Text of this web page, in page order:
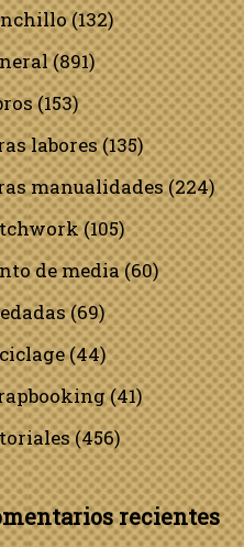
(132)
(891)
(153)
labores(135)
manualidades(224)
(105)
de media(60)
(69)
(44)
(41)
(456)
recientes